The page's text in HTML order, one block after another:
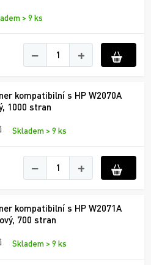
> 9 ks
− +
kompatibilní s HP W2070A
1000 stran
Skladem > 9 ks
− +
kompatibilní s HP W2071A
700 stran
Skladem > 9 ks